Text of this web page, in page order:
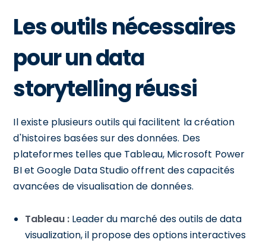
Les outils nécessaires
pour un data
storytelling réussi
Il existe plusieurs outils qui facilitent la création
d'histoires basées sur des données. Des
plateformes telles que Tableau, Microsoft Power
BI et Google Data Studio offrent des capacités
avancées de visualisation de données.
Tableau : Leader du marché des outils de data
visualization, il propose des options interactives